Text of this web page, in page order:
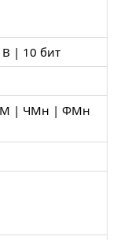
| 10 бит
| ЧМн | ФМн